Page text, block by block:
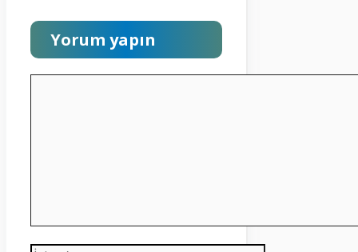
Yorum yapın